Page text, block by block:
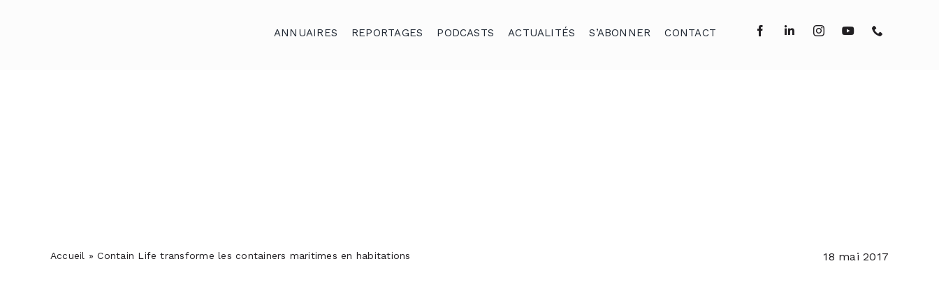
ANNUAIRES REPORTAGES PODCASTS ACTUALITÉS S’ABONNER CONTACT
Accueil »Contain Life transforme les containers maritimes en habitations 18 mai 2017
Contact